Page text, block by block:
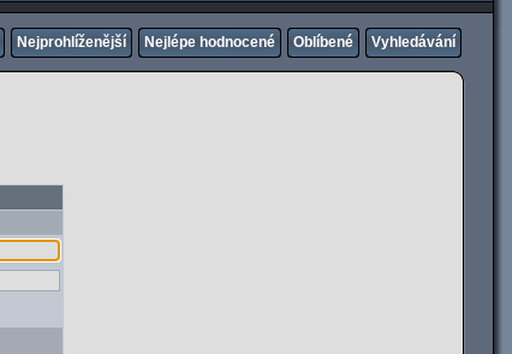
Nejprohlíženější Nejlépe hodnocené Oblíbené Vyhledávání